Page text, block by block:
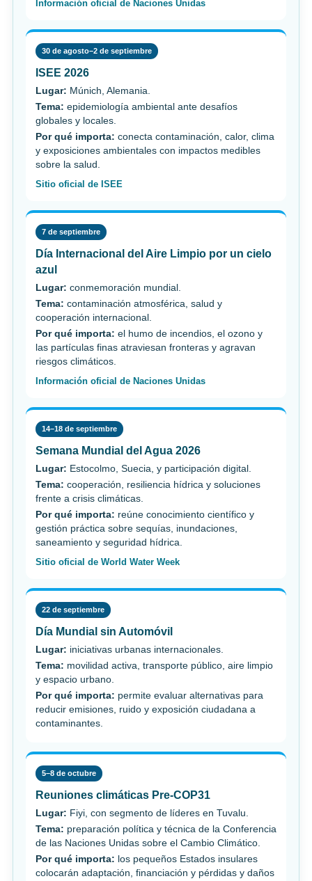
Información oficial de Naciones Unidas
30 de agosto–2 de septiembre
ISEE 2026
Lugar: Múnich, Alemania.
Tema: epidemiología ambiental ante desafíos
globales y locales.
Por qué importa: conecta contaminación, calor, clima
y exposiciones ambientales con impactos medibles
sobre la salud.
Sitio oficial de ISEE
7 de septiembre
Día Internacional del Aire Limpio por un cielo
azul
Lugar: conmemoración mundial.
Tema: contaminación atmosférica, salud y
cooperación internacional.
Por qué importa: el humo de incendios, el ozono y
las partículas finas atraviesan fronteras y agravan
riesgos climáticos.
Información oficial de Naciones Unidas
14–18 de septiembre
Semana Mundial del Agua 2026
Lugar: Estocolmo, Suecia, y participación digital.
Tema: cooperación, resiliencia hídrica y soluciones
frente a crisis climáticas.
Por qué importa: reúne conocimiento científico y
gestión práctica sobre sequías, inundaciones,
saneamiento y seguridad hídrica.
Sitio oficial de World Water Week
22 de septiembre
Día Mundial sin Automóvil
Lugar: iniciativas urbanas internacionales.
Tema: movilidad activa, transporte público, aire limpio
y espacio urbano.
Por qué importa: permite evaluar alternativas para
reducir emisiones, ruido y exposición ciudadana a
contaminantes.
5–8 de octubre
Reuniones climáticas Pre-COP31
Lugar: Fiyi, con segmento de líderes en Tuvalu.
Tema: preparación política y técnica de la Conferencia
de las Naciones Unidas sobre el Cambio Climático.
Por qué importa: los pequeños Estados insulares
colocarán adaptación, financiación y pérdidas y daños